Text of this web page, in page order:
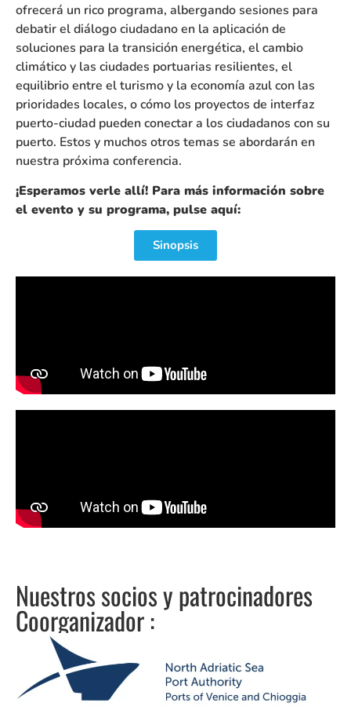
ofrecerá un rico programa, albergando sesiones para
debatir el diálogo ciudadano en la aplicación de
soluciones para la transición energética, el cambio
climático y las ciudades portuarias resilientes, el
equilibrio entre el turismo y la economía azul con las
prioridades locales, o cómo los proyectos de interfaz
puerto-ciudad pueden conectar a los ciudadanos con su
puerto. Estos y muchos otros temas se abordarán en
nuestra próxima conferencia.
¡Esperamos verle allí! Para más información sobre
el evento y su programa, pulse aquí:
Sinopsis
Nuestros socios y patrocinadores
Coorganizador :